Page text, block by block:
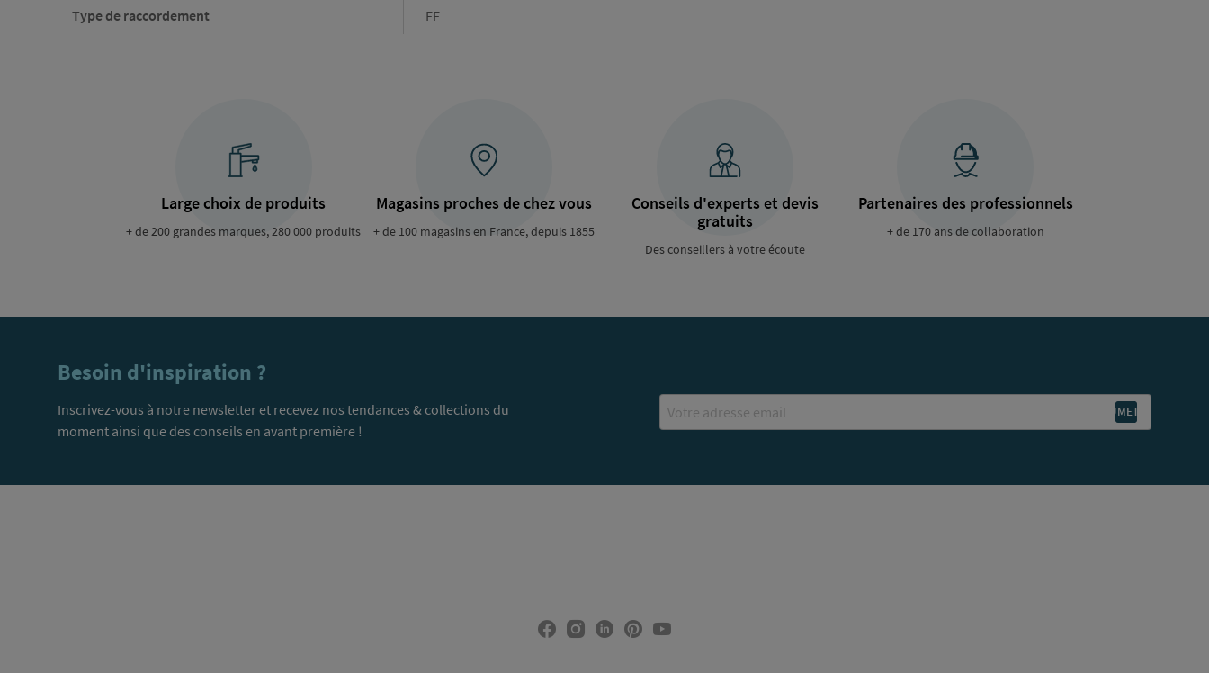
Type de raccordement
Type
FF
Large choix de produits
+ de 200 grandes marques, 280 000 produits
Magasins proches de chez vous
+ de 100 magasins en France, depuis 1855
Conseils d'experts et devis
gratuits
Des conseillers à votre écoute
Partenaires des professionnels
+ de 170 ans de collaboration
Besoin d'inspiration ?
Inscrivez-vous à notre newsletter et recevez nos tendances & collections du
moment ainsi que des conseils en avant première !